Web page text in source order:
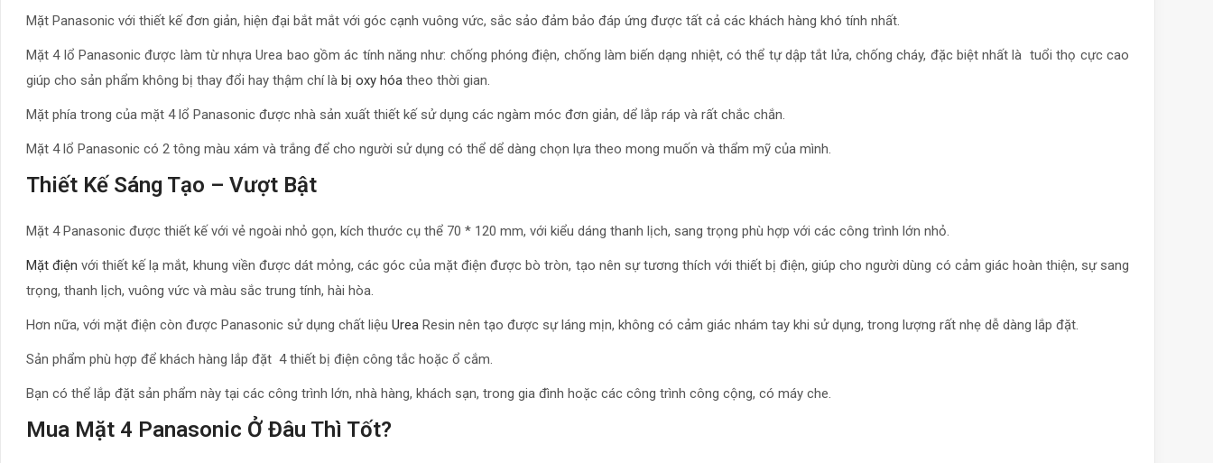
Mặt Panasonic với thiết kế đơn giản, hiện đại bắt mắt với góc cạnh vuông vức, sắc sảo đảm bảo đáp ứng được tất cả các khách hàng khó tính nhất.
Mặt 4 lổ Panasonic được làm từ nhựa Urea bao gồm ác tính năng như: chống phóng điện, chống làm biến dạng nhiệt, có thể tự dập tắt lửa, chống cháy, đặc biệt nhất là tuổi thọ cực cao
giúp cho sản phẩm không bị thay đổi hay thậm chí là bị oxy hóa theo thời gian.
Mặt phía trong của mặt 4 lổ Panasonic được nhà sản xuất thiết kế sử dụng các ngàm móc đơn giản, dể lắp ráp và rất chắc chắn.
Mặt 4 lổ Panasonic có 2 tông màu xám và trắng để cho người sử dụng có thể dể dàng chọn lựa theo mong muốn và thẩm mỹ của mình.
Thiết Kế Sáng Tạo – Vượt Bật
Mặt 4 Panasonic được thiết kế với vẻ ngoài nhỏ gọn, kích thước cụ thể 70 * 120 mm, với kiểu dáng thanh lịch, sang trọng phù hợp với các công trình lớn nhỏ.
Mặt điện với thiết kế lạ mắt, khung viền được dát mỏng, các góc của mặt điện được bò tròn, tạo nên sự tương thích với thiết bị điện, giúp cho người dùng có cảm giác hoàn thiện, sự sang
trọng, thanh lịch, vuông vức và màu sắc trung tính, hài hòa.
Hơn nữa, với mặt điện còn được Panasonic sử dụng chất liệu Urea Resin nên tạo được sự láng mịn, không có cảm giác nhám tay khi sử dụng, trong lượng rất nhẹ dễ dàng lắp đặt.
Sản phẩm phù hợp để khách hàng lắp đặt 4 thiết bị điện công tắc hoặc ổ cắm.
Bạn có thể lắp đặt sản phẩm này tại các công trình lớn, nhà hàng, khách sạn, trong gia đình hoặc các công trình công cộng, có máy che.
Mua Mặt 4 Panasonic Ở Đâu Thì Tốt?